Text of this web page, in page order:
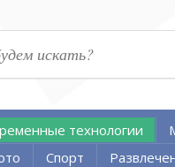
технологии
Спорт